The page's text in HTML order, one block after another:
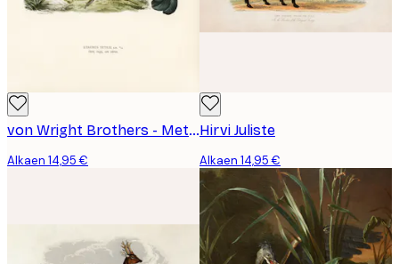
von Wright Brothers - Metso Juliste
Alkaen 14,95 €
Hirvi Juliste
Alkaen 14,95 €